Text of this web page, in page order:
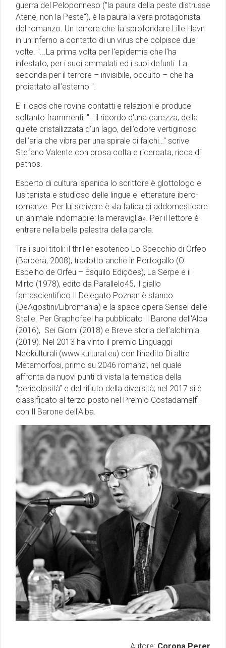
guerra del Peloponneso ("la paura della peste distrusse
Atene, non la Peste"), è la paura la vera protagonista
del romanzo. Un terrore che fa sprofondare Lille Havn
in un inferno a contatto di un virus che colpisce due
volte. "...La prima volta per l'epidemia che l’ha
infestato, per i suoi ammalati ed i suoi defunti. La
seconda per il terrore – invisibile, occulto – che ha
proiettato all’esterno ".
E' il caos che rovina contatti e relazioni e produce
soltanto frammenti: "...il ricordo d'una carezza, della
quiete cristallizzata d’un lago, dell’odore vertiginoso
dell’aria che vibra per una spirale di falchi…" scrive
Stefano Valente con prosa colta e ricercata, ricca di
pathos.
Esperto di cultura ispanica lo scrittore è glottologo e
lusitanista e studioso delle lingue e letterature ibero-
romanze. Per lui scrivere è «la fatica di addomesticare
un animale indomabile: la meraviglia». Per il lettore è
entrare nella bella palestra della parola.
Tra i suoi titoli: il thriller esoterico Lo Specchio di Orfeo
(Barbera, 2008), tradotto anche in Portogallo (O
Espelho de Orfeu – Ésquilo Edições), La Serpe e il
Mirto (1978), edito da Parallelo45, il giallo
fantascientifico Il Delegato Poznan è stanco
(DeAgostini/Libromania) e la space opera Sensei delle
Stelle. Per Graphofeel ha pubblicato Il Barone dell'Alba
(2016), Sei Giorni (2018) e Breve storia dell’alchimia
(2019). Nel 2013 ha vinto il premio Linguaggi
Neokulturali (www.kultural.eu) con l’inedito Di altre
Metamorfosi, primo su 2046 romanzi, nel quale
affronta da nuovi punti di vista la tematica della
“pericolosità” e del rifiuto della diversità; nel 2017 si è
classificato al terzo posto nel Premio Costadamalfi
con Il Barone dell'Alba.